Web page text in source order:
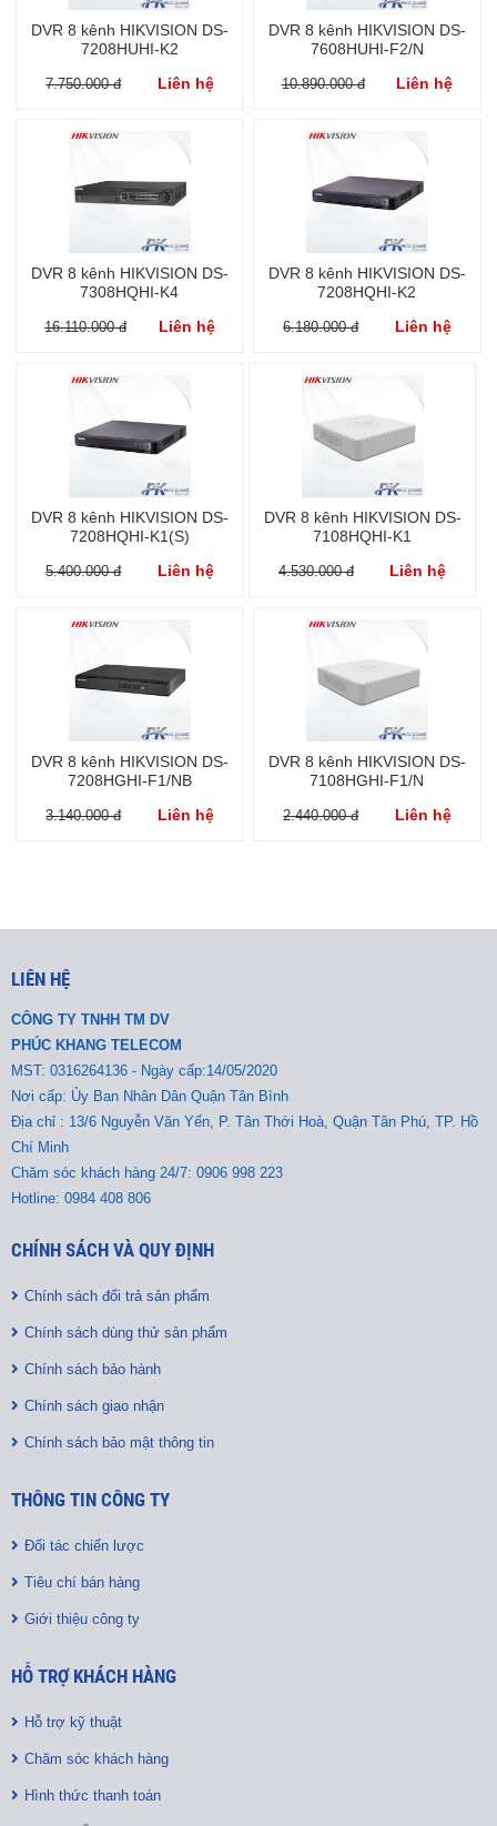
DVR 8 kênh HIKVISION DS-
7208HUHI-K2
7.750.000 đ Liên hệ
DVR 8 kênh HIKVISION DS-
7608HUHI-F2/N
10.890.000 đ Liên hệ
DVR 8 kênh HIKVISION DS-
7308HQHI-K4
16.110.000 đ Liên hệ
DVR 8 kênh HIKVISION DS-
7208HQHI-K2
6.180.000 đ Liên hệ
DVR 8 kênh HIKVISION DS-
7208HQHI-K1(S)
5.400.000 đ Liên hệ
DVR 8 kênh HIKVISION DS-
7108HQHI-K1
4.530.000 đ Liên hệ
DVR 8 kênh HIKVISION DS-
7208HGHI-F1/NB
3.140.000 đ Liên hệ
DVR 8 kênh HIKVISION DS-
7108HGHI-F1/N
2.440.000 đ Liên hệ
LIÊN HỆ
CÔNG TY TNHH TM DV
PHÚC KHANG TELECOM
MST: 0316264136 - Ngày cấp:14/05/2020
Nơi cấp: Ủy Ban Nhân Dân Quận Tân Bình
Địa chỉ : 13/6 Nguyễn Văn Yến, P. Tân Thới Hoà, Quận Tân Phú, TP. Hồ
Chí Minh
Chăm sóc khách hàng 24/7: 0906 998 223
Hotline: 0984 408 806
CHÍNH SÁCH VÀ QUY ĐỊNH
Chính sách đổi trả sản phẩm
Chính sách dùng thử sản phẩm
Chính sách bảo hành
Chính sách giao nhận
Chính sách bảo mật thông tin
THÔNG TIN CÔNG TY
Đối tác chiến lược
Tiêu chí bán hàng
Giới thiệu công ty
HỖ TRỢ KHÁCH HÀNG
Hỗ trợ kỹ thuật
Chăm sóc khách hàng
Hình thức thanh toán